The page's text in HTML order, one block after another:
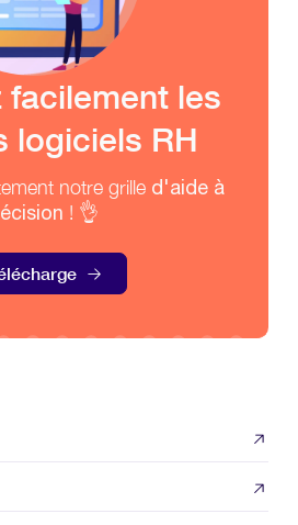
facilement les
logiciels RH
notre grille d'aide à
! 👌